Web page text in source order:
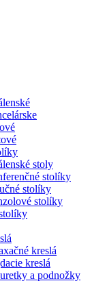
stoly
stolíky
stolíky
stolíky
kreslá
kreslá
a podnožky